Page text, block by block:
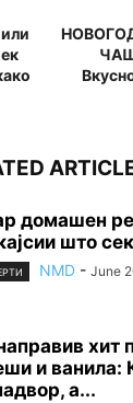
домашен
што
NMD - June
хит
и ванила:
а...